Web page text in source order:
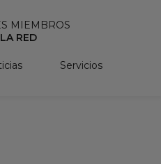
MIEMBROS
RED
Servicios